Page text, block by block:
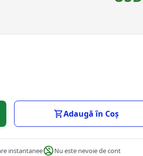
Adaugă în Coș
instantanee Nu este nevoie de cont